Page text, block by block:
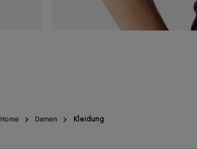
Home Damen Kleidung